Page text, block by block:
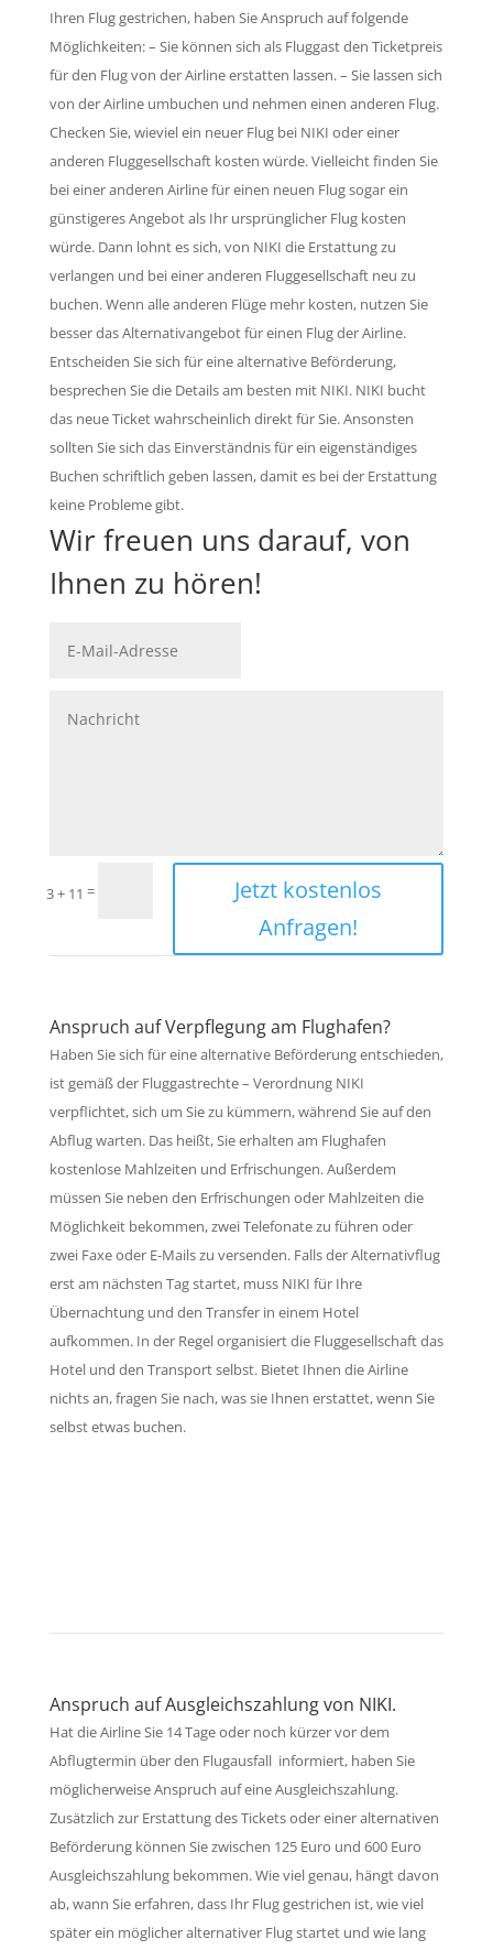
Ihren Flug gestrichen, haben Sie Anspruch auf folgende
Möglichkeiten: – Sie können sich als Fluggast den Ticketpreis
für den Flug von der Airline erstatten lassen. – Sie lassen sich
von der Airline umbuchen und nehmen einen anderen Flug.
Checken Sie, wieviel ein neuer Flug bei NIKI oder einer
anderen Fluggesellschaft kosten würde. Vielleicht finden Sie
bei einer anderen Airline für einen neuen Flug sogar ein
günstigeres Angebot als Ihr ursprünglicher Flug kosten
würde. Dann lohnt es sich, von NIKI die Erstattung zu
verlangen und bei einer anderen Fluggesellschaft neu zu
buchen. Wenn alle anderen Flüge mehr kosten, nutzen Sie
besser das Alternativangebot für einen Flug der Airline.
Entscheiden Sie sich für eine alternative Beförderung,
besprechen Sie die Details am besten mit NIKI. NIKI bucht
das neue Ticket wahrscheinlich direkt für Sie. Ansonsten
sollten Sie sich das Einverständnis für ein eigenständiges
Buchen schriftlich geben lassen, damit es bei der Erstattung
keine Probleme gibt.
Wir freuen uns darauf, von
Ihnen zu hören!
3 + 11 =
Jetzt kostenlos
Anfragen!
Anspruch auf Verpflegung am Flughafen?
Haben Sie sich für eine alternative Beförderung entschieden,
ist gemäß der Fluggastrechte – Verordnung NIKI
verpflichtet, sich um Sie zu kümmern, während Sie auf den
Abflug warten. Das heißt, Sie erhalten am Flughafen
kostenlose Mahlzeiten und Erfrischungen. Außerdem
müssen Sie neben den Erfrischungen oder Mahlzeiten die
Möglichkeit bekommen, zwei Telefonate zu führen oder
zwei Faxe oder E-Mails zu versenden. Falls der Alternativflug
erst am nächsten Tag startet, muss NIKI für Ihre
Übernachtung und den Transfer in einem Hotel
aufkommen. In der Regel organisiert die Fluggesellschaft das
Hotel und den Transport selbst. Bietet Ihnen die Airline
nichts an, fragen Sie nach, was sie Ihnen erstattet, wenn Sie
selbst etwas buchen.
Anspruch auf Ausgleichszahlung von NIKI.
Hat die Airline Sie 14 Tage oder noch kürzer vor dem
Abflugtermin über den Flugausfall informiert, haben Sie
möglicherweise Anspruch auf eine Ausgleichszahlung.
Zusätzlich zur Erstattung des Tickets oder einer alternativen
Beförderung können Sie zwischen 125 Euro und 600 Euro
Ausgleichszahlung bekommen. Wie viel genau, hängt davon
ab, wann Sie erfahren, dass Ihr Flug gestrichen ist, wie viel
später ein möglicher alternativer Flug startet und wie lang